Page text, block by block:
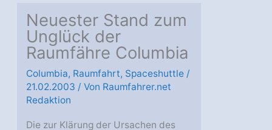
Neuester Stand zum
Unglück der
Raumfähre Columbia
Columbia, Raumfahrt, Spaceshuttle /
21.02.2003 / Von Raumfahrer.net
Redaktion
Die zur Klärung der Ursachen des